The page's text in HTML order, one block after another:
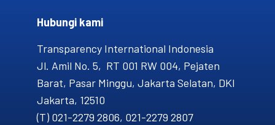
Hubungi kami​
Transparency International Indonesia
Jl. Amil No. 5, RT 001 RW 004, Pejaten
Barat, Pasar Minggu, Jakarta Selatan, DKI
Jakarta, 12510
(T) 021-2279 2806, 021-2279 2807